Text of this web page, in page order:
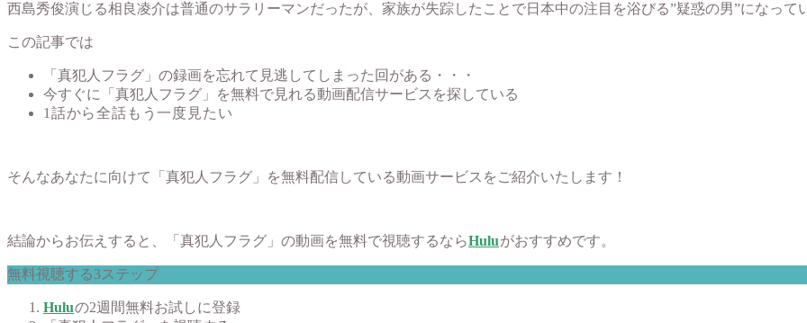
西島秀俊演じる相良凌介は普通のサラリーマンだったが、家族が失踪したことで日本中の注目を浴びる”疑惑の男”になって
この記事では
「真犯人フラグ」の録画を忘れて見逃してしまった回がある・・・
今すぐに「真犯人フラグ」を無料で見れる動画配信サービスを探している
1話から全話もう一度見たい
そんなあなたに向けて「真犯人フラグ」を無料配信している動画サービスをご紹介いたします！
結論からお伝えすると、「真犯人フラグ」の動画を無料で視聴するならHuluがおすすめです。
無料視聴する3ステップ
Huluの2週間無料お試しに登録